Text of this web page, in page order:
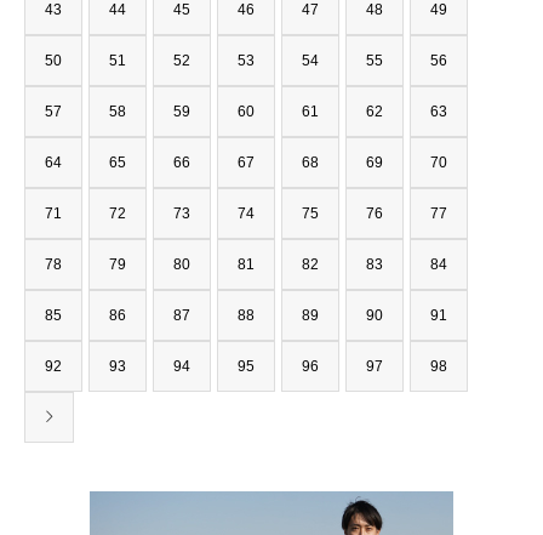
43 44 45 46 47 48 49
50 51 52 53 54 55 56
57 58 59 60 61 62 63
64 65 66 67 68 69 70
71 72 73 74 75 76 77
78 79 80 81 82 83 84
85 86 87 88 89 90 91
92 93 94 95 96 97 98